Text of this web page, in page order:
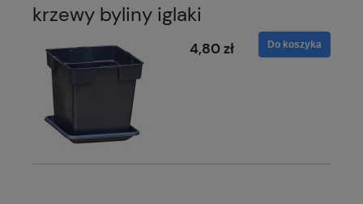
krzewy byliny iglaki
4,80 zł Do koszyka